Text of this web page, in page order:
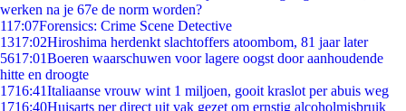
werken na je 67e de norm worden?
117:07Forensics: Crime Scene Detective
1317:02Hiroshima herdenkt slachtoffers atoombom, 81 jaar later
5617:01Boeren waarschuwen voor lagere oogst door aanhoudende
hitte en droogte
1716:41Italiaanse vrouw wint 1 miljoen, gooit kraslot per abuis weg
1716:40Huisarts per direct uit vak gezet om ernstig alcoholmisbruik